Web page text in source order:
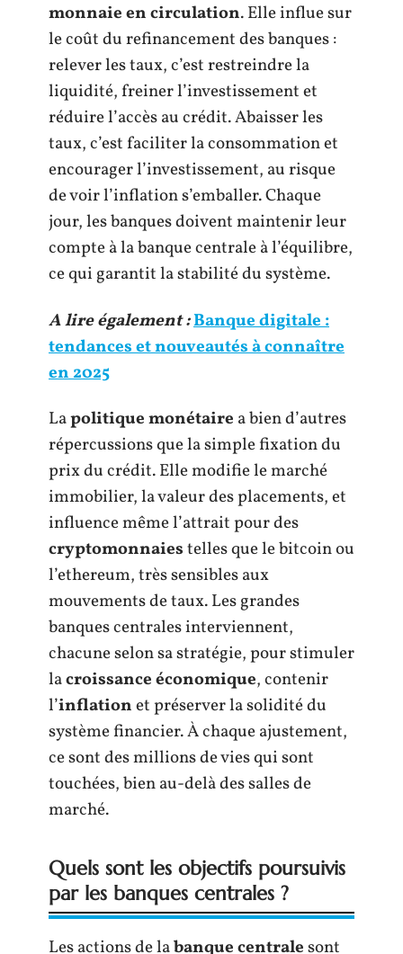
monnaie en circulation. Elle influe sur
le coût du refinancement des banques :
relever les taux, c’est restreindre la
liquidité, freiner l’investissement et
réduire l’accès au crédit. Abaisser les
taux, c’est faciliter la consommation et
encourager l’investissement, au risque
de voir l’inflation s’emballer. Chaque
jour, les banques doivent maintenir leur
compte à la banque centrale à l’équilibre,
ce qui garantit la stabilité du système.
A lire également :Banque digitale :
tendances et nouveautés à connaître
en 2025
Lapolitique monétaire a bien d’autres
répercussions que la simple fixation du
prix du crédit. Elle modifie le marché
immobilier, la valeur des placements, et
influence même l’attrait pour des
cryptomonnaiestelles que le bitcoin ou
l’ethereum, très sensibles aux
mouvements de taux. Les grandes
banques centrales interviennent,
chacune selon sa stratégie, pour stimuler
lacroissance économique, contenir
l’inflationet préserver la solidité du
système financier. À chaque ajustement,
ce sont des millions de vies qui sont
touchées, bien au-delà des salles de
marché.
Quels sont les objectifs poursuivis
par les banques centrales ?
Les actions de labanque centralesont